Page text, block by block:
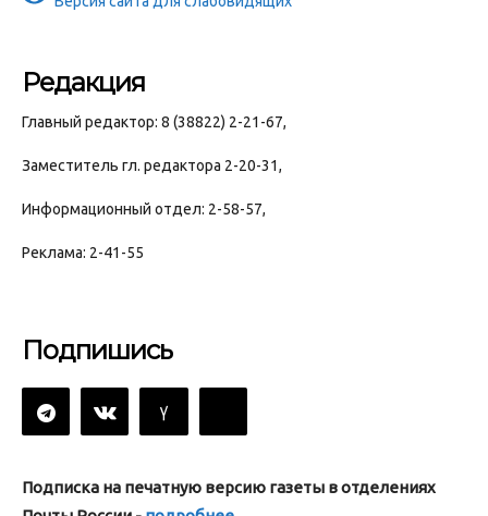
Редакция
Главный редактор: 8 (38822) 2-21-67,
Заместитель гл. редактора 2-20-31,
Информационный отдел: 2-58-57,
Реклама: 2-41-55
Подпишись
Подписка на печатную версию газеты в отделениях